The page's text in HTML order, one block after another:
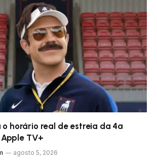
o horário real de estreia da 4ª
TV+
agosto 5, 2026